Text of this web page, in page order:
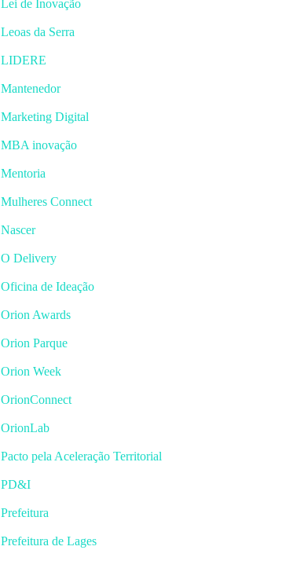
Lei de Inovação
Leoas da Serra
LIDERE
Mantenedor
Marketing Digital
MBA inovação
Mentoria
Mulheres Connect
Nascer
O Delivery
Oficina de Ideação
Orion Awards
Orion Parque
Orion Week
OrionConnect
OrionLab
Pacto pela Aceleração Territorial
PD&I
Prefeitura
Prefeitura de Lages